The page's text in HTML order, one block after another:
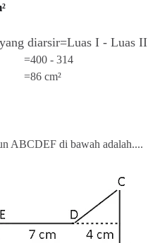
diarsir=Luas I - Luas II
- 314
cm²
ABCDEF di bawah adalah....